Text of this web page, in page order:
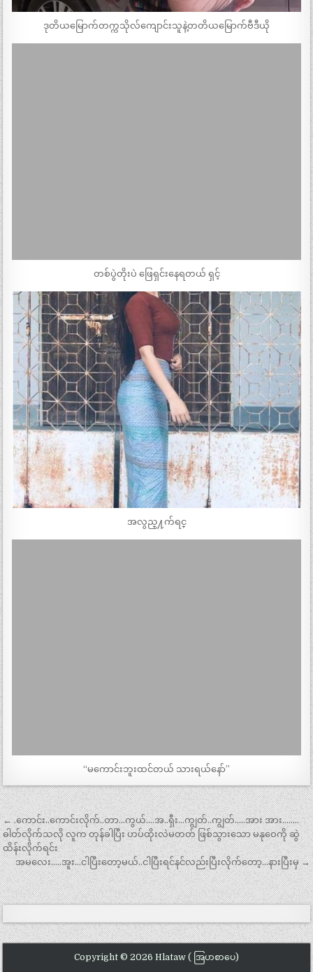
ဒုတိယမြောက်တက္ကသိုလ်ကျောင်းသူနဲ့တတိယမြောက်ဗီဒီယို
တစ်ပွဲတိုးပဲ ဖြေရှင်းနေရတယ် ရှင့်
အလွည္႔က်ရင္
“မကောင်းဘူးထင်တယ် သားရယ်နော်”
Post
navigation
← .ကောင်း..ကောင်းလိုက်..တာ…ကွယ်….အ..ရှီး…ကျွတ်..ကျွတ်…..အား အား……..
ဓါတ်လိုက်သလို လူက တုန်ခါပြီး ဟပ်ထိုးလဲမတတ် ဖြစ်သွားသော မနုဝေကို ဆွဲ
ထိန်းလိုက်ရင်း
အမလေး…..အူး…ငါပြီးတော့မယ်..ငါပြီးရင်နင်လည်းပြီးလိုက်တော့…နားပြီးမှ →
Copyright © 2026 Hlataw ( အြပာစာပေ)